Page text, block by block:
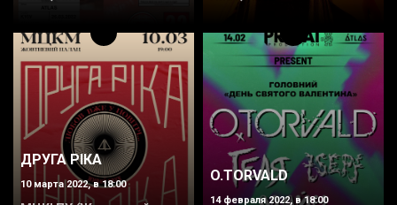
ДРУГА РІКА
10 марта 2022, в 18:00
O.TORVALD
14 февраля 2022, в 18:00